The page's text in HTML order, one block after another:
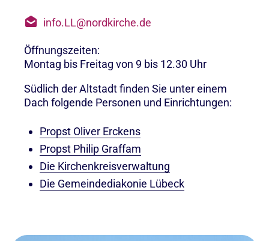
info.LL@nordkirche.de
Öffnungszeiten:
Montag bis Freitag von 9 bis 12.30 Uhr
Südlich der Altstadt finden Sie unter einem
Dach folgende Personen und Einrichtungen:
Propst Oliver Erckens
Propst Philip Graffam
Die Kirchenkreisverwaltung
Die Gemeindediakonie Lübeck